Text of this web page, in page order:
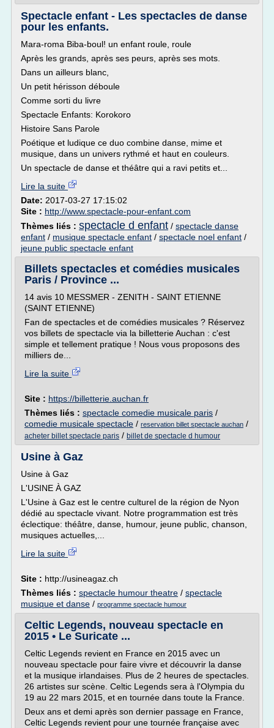
Spectacle enfant - Les spectacles de danse
pour les enfants.
Mara-roma Biba-boul! un enfant roule, roule
Après les grands, après ses peurs, après ses mots.
Dans un ailleurs blanc,
Un petit hérisson déboule
Comme sorti du livre
Spectacle Enfants: Korokoro
Histoire Sans Parole
Poétique et ludique ce duo combine danse, mime et
musique, dans un univers rythmé et haut en couleurs.
Un spectacle de danse et théâtre qui a ravi petits et...
Lire la suite
Date: 2017-03-27 17:15:02
Site : http://www.spectacle-pour-enfant.com
Thèmes liés : spectacle d enfant / spectacle danse
enfant / musique spectacle enfant / spectacle noel enfant /
jeune public spectacle enfant
Billets spectacles et comédies musicales
Paris / Province ...
14 avis 10 MESSMER - ZENITH - SAINT ETIENNE
(SAINT ETIENNE)
Fan de spectacles et de comédies musicales ? Réservez
vos billets de spectacle via la billetterie Auchan : c'est
simple et tellement pratique ! Nous vous proposons des
milliers de...
Lire la suite
Site : https://billetterie.auchan.fr
Thèmes liés : spectacle comedie musicale paris /
comedie musicale spectacle / reservation billet spectacle auchan /
acheter billet spectacle paris / billet de spectacle d humour
Usine à Gaz
Usine à Gaz
L'USINE À GAZ
L'Usine à Gaz est le centre culturel de la région de Nyon
dédié au spectacle vivant. Notre programmation est très
éclectique: théâtre, danse, humour, jeune public, chanson,
musiques actuelles,...
Lire la suite
Site : http://usineagaz.ch
Thèmes liés : spectacle humour theatre / spectacle
musique et danse / programme spectacle humour
Celtic Legends, nouveau spectacle en
2015 • Le Suricate ...
Celtic Legends revient en France en 2015 avec un
nouveau spectacle pour faire vivre et découvrir la danse
et la musique irlandaises. Plus de 2 heures de spectacles.
26 artistes sur scène. Celtic Legends sera à l'Olympia du
19 au 22 mars 2015, et en tournée dans toute la France.
Deux ans et demi après son dernier passage en France,
Celtic Legends revient pour une tournée française avec